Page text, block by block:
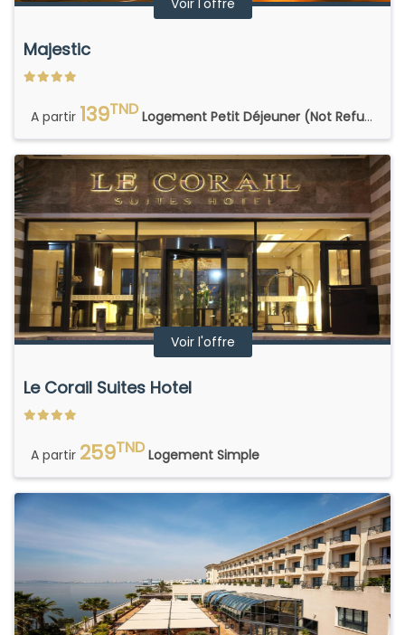
Voir l'offre
Majestic
A partir 139TND Logement Petit Déjeuner (Not Refundable)
Voir l'offre
Le Corail Suites Hotel
A partir 259TND Logement Simple